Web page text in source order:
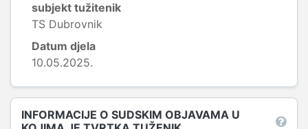
subjekt tužitenik
TS Dubrovnik
Datum djela
10.05.2025.
INFORMACIJE O SUDSKIM OBJAVAMA U